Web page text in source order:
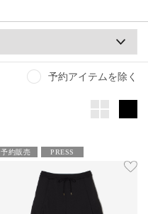
予約アイテムを除く
予約販売 PRESS